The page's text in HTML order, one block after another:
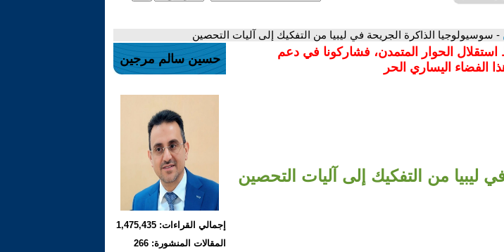
- سوسيولوجيا الذاكرة الجريحة في ليبيا من التفكيك إلى آليات التحصين
استقلال الحوار المتمدن، فشاركونا في دعم
الفضاء اليساري الحر
ليبيا من التفكيك إلى آليات التحصين
حسين سالم مرجين
إجمالي القراءات: 1,475,435
المقالات المنشورة: 266